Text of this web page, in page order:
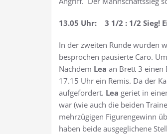
13.05 Uhr: 3 1/2 : 1/2 Sieg!
In der zweiten Runde wurden
besprochen pausierte Caro.
Nachdem Lea an Brett 3 einen
17.15 Uhr ein Remis. Da der
aufgefordert. Lea geriet in
war (wie auch die beiden
mehrzügigen Figurengewinn
haben beide ausgeglichene